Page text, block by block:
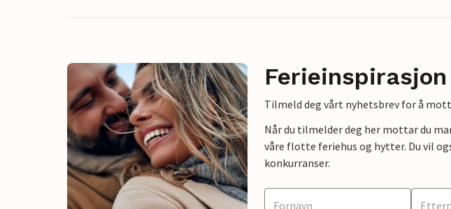
Tilmeld deg vårt nyhetsbrev for å
Når du tilmelder deg her mottar du
våre flotte feriehus og hytter. Du vil
konkurranser.